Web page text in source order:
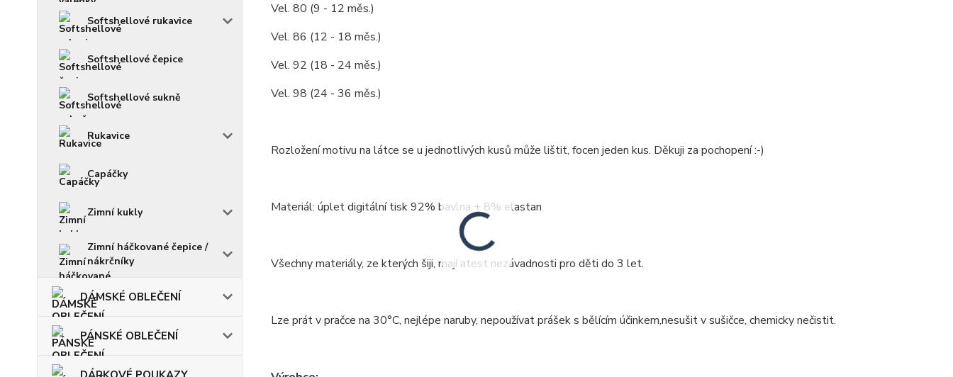
Softshellové rukavice
Softshellové čepice
Softshellové sukně
Rukavice
Capáčky
Zimní kukly
Zimní háčkované čepice /
nákrčníky
DÁMSKÉ OBLEČENÍ
PÁNSKÉ OBLEČENÍ
Vel. 80 (9 - 12 měs.)
Vel. 86 (12 - 18 měs.)
Vel. 92 (18 - 24 měs.)
Vel. 98 (24 - 36 měs.)
Rozložení motivu na látce se u jednotlivých kusů může lištit, focen jeden kus. Děkuji za pochopení :-)
Materiál: úplet digitální tisk 92% bavlna + 8% elastan
Všechny materiály, ze kterých šiji, mají atest nezávadnosti pro děti do 3 let.
Lze prát v pračce na 30°C, nejlépe naruby, nepoužívat prášek s bělícím účinkem,nesušit v sušičce, chemicky nečistit.